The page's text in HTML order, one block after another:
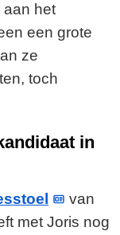
aan het
een grote
ze
toch
in
van
met Joris nog